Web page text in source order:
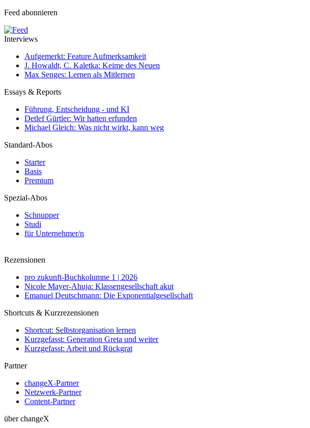
Feed abonnieren
Interviews
Aufgemerkt: Feature Aufmerksamkeit
J. Howaldt, C. Kaletka: Keime des Neuen
Max Senges: Lernen als Mitlernen
Essays & Reports
Führung, Entscheidung - und KI
Detlef Gürtler: Wir hatten erfunden
Michael Gleich: Was nicht wirkt, kann weg
Standard-Abos
Starter
Basis
Premium
Spezial-Abos
Schnupper
Studi
für Unternehmer/n
Rezensionen
pro zukunft-Buchkolumne 1 | 2026
Nicole Mayer-Ahuja: Klassengesellschaft akut
Emanuel Deutschmann: Die Exponentialgesellschaft
Shortcuts & Kurzrezensionen
Shortcut: Selbstorganisation lernen
Kurzgefasst: Generation Greta und weiter
Kurzgefasst: Arbeit und Rückgrat
Partner
changeX-Partner
Netzwerk-Partner
Content-Partner
über changeX